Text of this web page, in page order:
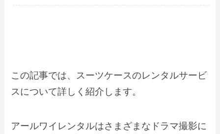
この記事では、スーツケースのレンタルサービ
スについて詳しく紹介します。
アールワイレンタルはさまざまなドラマ撮影に